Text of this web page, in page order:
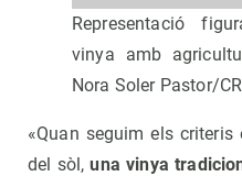
Representació
vinya amb
Nora Soler Pastor/
«Quan seguim els
del sòl,una vinya